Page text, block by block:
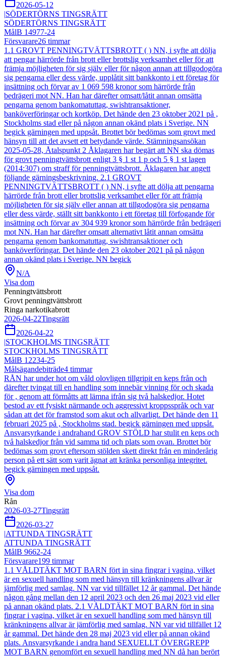
2026-05-12
|SÖDERTÖRNS TINGSRÄTT
SÖDERTÖRNS TINGSRÄTT
MålB 14977-24
Försvarare26 timmar
1.1 GROVT PENNINGTVÄTTSBROTT ( ) NN, i syfte att dölja
att pengar härrörde från brott eller brottslig verksamhet eller för att
främja möjligheten för sig själv eller för någon annan att tillgodogöra
sig pengarna eller dess värde, upplåtit sitt bankkonto i ett företag för
insättning och förvar av 1 069 598 kronor som härrörde från
bedrägeri mot NN. Han har därefter omsatt/låtit annan omsätta
pengarna genom bankomatuttag, swishtransaktioner,
banköverföringar och kortköp. Det hände den 23 oktober 2021 på ,
Stockholms stad eller på någon annan okänd plats i Sverige. NN
begick gärningen med uppsåt. Brottet bör bedömas som grovt med
hänsyn till att det avsett ett betydande värde. Stämningsansökan
2025-05-28, Åtalspunkt 2 Åklagaren har begärt att NN ska dömas
för grovt penningtvättsbrott enligt 3 § 1 st 1 p och 5 § 1 st lagen
(2014:307) om straff för penningtvättsbrott. Åklagaren har angett
följande gärningsbeskrivning. 2.1 GROVT
PENNINGTVÄTTSBROTT ( ) NN, i syfte att dölja att pengarna
härrörde från brott eller brottslig verksamhet eller för att främja
möjligheten för sig själv eller annan att tillgodogöra sig pengarna
eller dess värde, ställt sitt bankkonto i ett företag till förfogande för
insättning och förvar av 304 939 kronor som härrörde från bedrägeri
mot NN. Han har därefter omsatt alternativt låtit annan omsätta
pengarna genom bankomatuttag, swishtransaktioner och
banköverföringar. Det hände den 23 oktober 2021 på på någon
annan okänd plats i Sverige. NN begick
N/A
Visa dom
Penningtvättsbrott
Grovt penningtvättsbrott
Ringa narkotikabrott
2026-04-22Tingsrätt
2026-04-22
|STOCKHOLMS TINGSRÄTT
STOCKHOLMS TINGSRÄTT
MålB 12234-25
Målsägandebiträde4 timmar
RÅN har under hot om våld olovligen tillgripit en keps från och
därefter tvingat till en handling som innebär vinning för och skada
för , genom att förmåtts att lämna ifrån sig två halskedjor. Hotet
bestod av ett fysiskt närmande och aggressivt kroppsspråk och var
sådan att det för framstod som akut och allvarligt. Det hände den 11
februari 2025 på , Stockholms stad. begick gärningen med uppsåt.
Ansvarsyrkande i andrahand GROV STÖLD har stulit en keps och
två halskedjor från vid samma tid och plats som ovan. Brottet bör
bedömas som grovt eftersom stölden skett direkt från en minderårig
person på ett sätt som varit ägnat att kränka personliga integritet.
begick gärningen med uppsåt.
Visa dom
Rån
2026-03-27Tingsrätt
2026-03-27
|ATTUNDA TINGSRÄTT
ATTUNDA TINGSRÄTT
MålB 9662-24
Försvarare199 timmar
1.1 VÅLDTÄKT MOT BARN fört in sina fingrar i vagina, vilket
är en sexuell handling som med hänsyn till kränkningens allvar är
jämförlig med samlag. NN var vid tillfället 12 år gammal. Det hände
någon gång mellan den 12 april 2023 och den 26 maj 2023 vid eller
på annan okänd plats. 2.1 VÅLDTÄKT MOT BARN fört in sina
fingrar i vagina, vilket är en sexuell handling som med hänsyn till
kränkningens allvar är jämförlig med samlag. NN var vid tillfället 12
år gammal. Det hände den 28 maj 2023 vid eller på annan okänd
plats. Ansvarsyrkande i andra hand SEXUELLT ÖVERGREPP
MOT BARN genomfört en sexuell handling med NN då han berört